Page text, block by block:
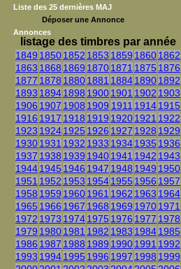
Liste des 25 dernières MAJ
Déposer une Annonce
Annonces
listage des timbres par année
1849 18501852 1853 1859 18601862
1863 1868 1869 18701871 1875 1876
1877 1878 18801881 188418901892
1893 18941898 19001901 1902 1903
1906 1907 1908 1909 1911 19141915
1916 1917 1918 1919 19201921 1922
1923 19241925 1926 1927 1928 1929
19301931 1932 1933 19341935 1936
1937 1938 1939 19401941 1942 1943
19441945 1946 1947 1948 1949 1950
1951 1952 1953 19541955 1956 1957
1958 1959 19601961 1962 1963 1964
1965 1966 1967 1968 1969 19701971
1972 1973 19741975 1976 1977 1978
1979 19801981 1982 1983 19841985
1986 1987 1988 1989 19901991 1992
1993 19941995 1996 1997 1998 1999